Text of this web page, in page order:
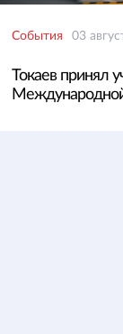
События 03
Токаев принял